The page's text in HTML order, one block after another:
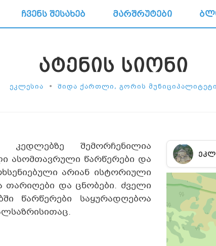
ᲩᲕᲔᲜᲡ ᲨᲔᲡᲐᲮᲔᲑ ᲛᲐᲠᲨᲠᲣᲢᲔᲑᲘ
ᲐᲢᲔᲜᲘᲡ ᲡᲘᲝᲜᲘ
ᲔᲙᲚᲔᲡᲘᲐ • ᲨᲘᲓᲐ ᲥᲐᲠᲗᲚᲘ, ᲒᲝᲠᲘᲡ ᲛᲣᲜᲘᲪᲘᲞᲐᲚᲘᲢᲔᲢᲘ
კედლებზე შემორჩენილია
ასომთავრული წარწერები და
არიან ისტორიული
თარიღები და ცნობები. ძველი
წარწერები საყურადღებოა